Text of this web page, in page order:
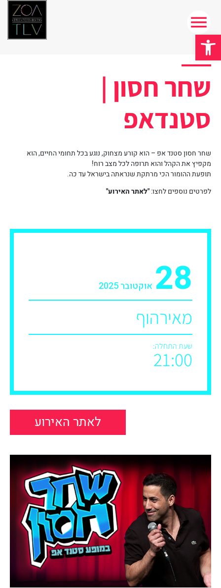
פתח סרגל נגישות
שחר חסון |
סטנדאפ
שחר חסון סטנד אפ – הוא קורע מצחוק, נוגע בכל תחומי החיים, הוא
מקפיץ את הקהל והוא תרופה לכל מצב רוח!
תופעת ההומור הכי מרתקת שנראתה בישראל עד כה.
לפרטים נוספים לחצו:"לאתר האירוע"
28 אוקטובר 2025
מאירהוף
שעת התחלה:
21:00
לאתר האירוע